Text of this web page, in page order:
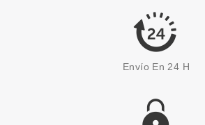
4.30€
Envío En 24 H